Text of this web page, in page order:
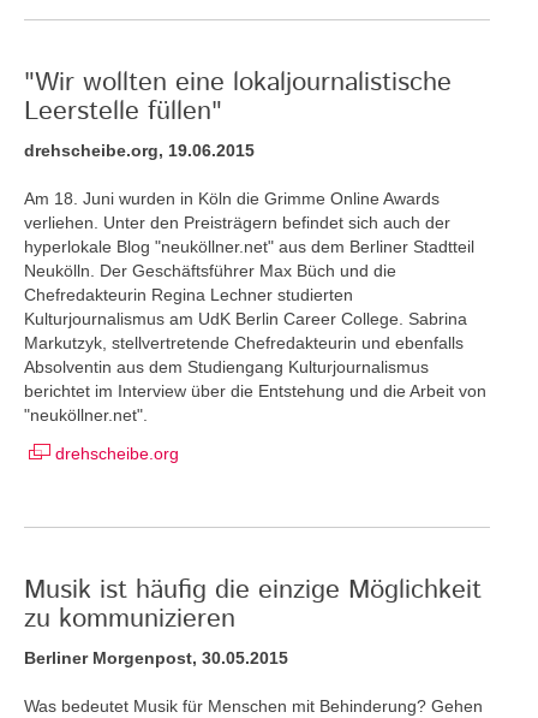
"Wir wollten eine lokaljournalistische
Leerstelle füllen"
drehscheibe.org, 19.06.2015
Am 18. Juni wurden in Köln die Grimme Online Awards
verliehen. Unter den Preisträgern befindet sich auch der
hyperlokale Blog "neuköllner.net" aus dem Berliner Stadtteil
Neukölln. Der Geschäftsführer Max Büch und die
Chefredakteurin Regina Lechner studierten
Kulturjournalismus am UdK Berlin Career College. Sabrina
Markutzyk, stellvertretende Chefredakteurin und ebenfalls
Absolventin aus dem Studiengang Kulturjournalismus
berichtet im Interview über die Entstehung und die Arbeit von
"neuköllner.net".
drehscheibe.org
Musik ist häufig die einzige Möglichkeit
zu kommunizieren
Berliner Morgenpost, 30.05.2015
Was bedeutet Musik für Menschen mit Behinderung? Gehen